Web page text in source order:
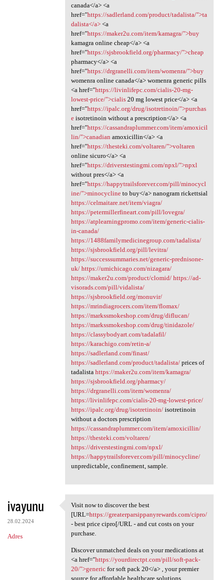
canada</a> <a
href="https://sadlerland.com/product/tadalista/">ta
dalista</a><a
href="https://maker2u.com/item/kamagra/">buy
kamagra online cheap</a> <a
href="https://sjsbrookfield.org/pharmacy/">cheap
pharmacy</a> <a
href="https://drgranelli.com/item/womenra/">buy
womenra online canada</a> womenra generic pills
<a href="https://livinlifepc.com/cialis-20-mg-
lowest-price/">cialis20 mg lowest price</a> <a
href="https://ipalc.org/drug/isotretinoin/">purchas
eisotretinoin without a prescription</a> <a
href="https://cassandraplummer.com/item/amoxicil
lin/">canadian amoxicillin</a> <a
href="https://thesteki.com/voltaren/">voltaren
online sicuro</a> <a
href="https://driverstestingmi.com/npxl/">npxl
without pres</a> <a
href="https://happytrailsforever.com/pill/minocycl
ine/">minocyclineto buy</a> nanogram rickettsial
https://celmaitare.net/item/viagra/
https://petermillerfineart.com/pill/lovegra/
https://atplearningpromo.com/item/generic-cialis-
in-canada/
https://1488familymedicinegroup.com/tadalista/
https://sjsbrookfield.org/pill/levitra/
https://successsummaries.net/generic-prednisone-
uk/ https://umichicago.com/nizagara/
https://maker2u.com/product/clomid/ https://ad-
visorads.com/pill/vidalista/
https://sjsbrookfield.org/monuvir/
https://mrindiagrocers.com/item/flomax/
https://markssmokeshop.com/drug/diflucan/
https://markssmokeshop.com/drug/tinidazole/
https://classybodyart.com/tadalafil/
https://karachigo.com/retin-a/
https://sadlerland.com/finast/
https://sadlerland.com/product/tadalista/prices of
tadalista https://maker2u.com/item/kamagra/
https://sjsbrookfield.org/pharmacy/
https://drgranelli.com/item/womenra/
https://livinlifepc.com/cialis-20-mg-lowest-price/
https://ipalc.org/drug/isotretinoin/isotretinoin
without a doctors prescription
https://cassandraplummer.com/item/amoxicillin/
https://thesteki.com/voltaren/
https://driverstestingmi.com/npxl/
https://happytrailsforever.com/pill/minocycline/
unpredictable, confinement, sample.
ivayunu
28.02.2024
Adres
Visit now to discover the
Visit now to discover the best
[URL=https://greaterparsippanyrewards.com/cipro/
- best price cipro[/URL - and cut costs on your
purchase.
Discover unmatched deals on your medications at
<a href="https://yourdirectpt.com/pill/soft-pack-
20/">genericfor soft pack 20</a> , your premier
source for affordable healthcare solutions.